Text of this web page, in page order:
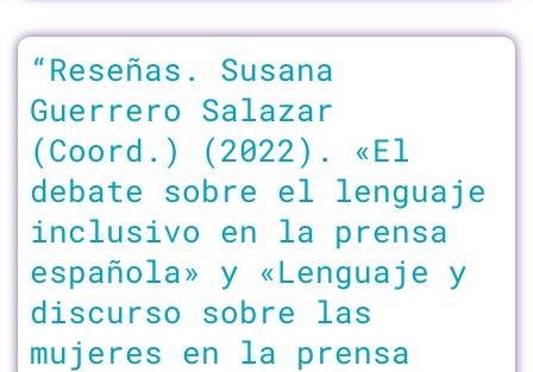
“Reseñas. Susana
Guerrero Salazar
(Coord.) (2022). «El
debate sobre el lenguaje
inclusivo en la prensa
española» y «Lenguaje y
discurso sobre las
mujeres en la prensa